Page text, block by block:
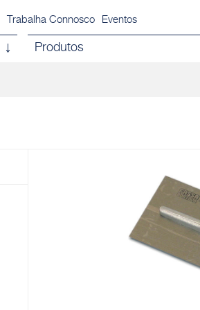
Trabalha Connosco Eventos
Produtos